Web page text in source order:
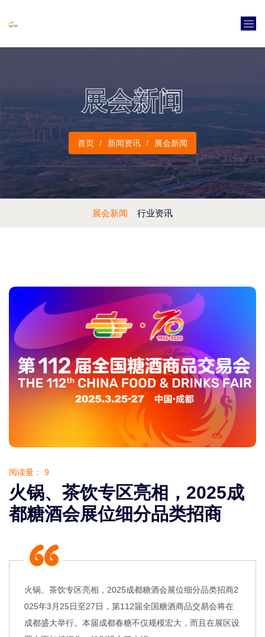
展会新闻
首页 新闻资讯 展会新闻
展会新闻 行业资讯
阅读量： 9
火锅、茶饮专区亮相，2025成
都糖酒会展位细分品类招商
火锅、茶饮专区亮相，2025成都糖酒会展位细分品类招商2
025年3月25日至27日，第112届全国糖酒商品交易会将在
成都盛大举行。本届成都春糖不仅规模宏大，而且在展区设